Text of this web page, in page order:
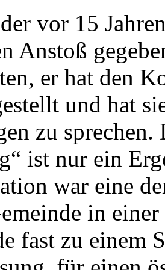
vor 15
Anstoß
er hat den
und hat
zu
ist nur ein
war eine
in
fast zu einem